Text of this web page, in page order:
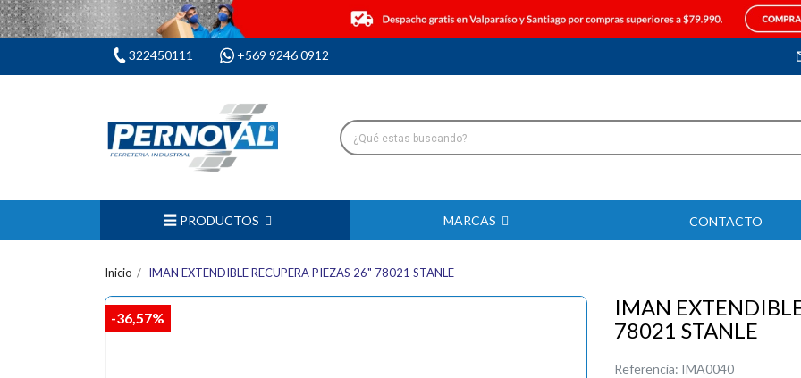
322450111 +569 9246 0912
PRODUCTOS MARCAS CONTACTO
Inicio IMAN EXTENDIBLE RECUPERA PIEZAS 26" 78021 STANLE
-36,57%
IMAN
78021 STANLE
Referencia: IMA0040